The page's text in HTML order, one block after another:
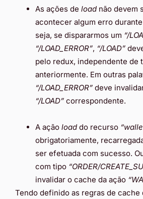
As ações de load não devem
acontecer algum erro
seja, se dispararmos um “/
“/LOAD_ERROR”, “/LOAD”
pelo redux, independente de
anteriormente. Em outras
“/LOAD_ERROR” deve
“/LOAD” correspondente.
A ação load do recurso
obrigatoriamente,
ser efetuada com sucesso.
com tipo “ORDER/
invalidar o cache da ação
Tendo definido as regras de cache